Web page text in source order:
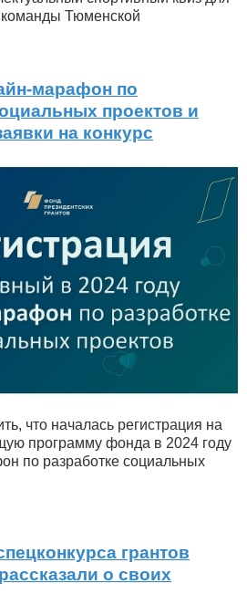
команды Тюменской
марафон по
проектов и
на конкурс
что началась регистрация на
программу фонда в 2024 году
по разработке социальных
грантов
о своих